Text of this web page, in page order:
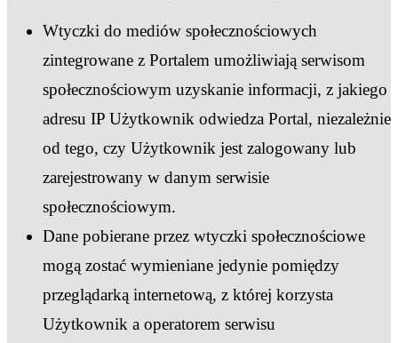
Wtyczki do mediów społecznościowych
zintegrowane z Portalem umożliwiają serwisom
społecznościowym uzyskanie informacji, z jakiego
adresu IP Użytkownik odwiedza Portal, niezależnie
od tego, czy Użytkownik jest zalogowany lub
zarejestrowany w danym serwisie
społecznościowym.
Dane pobierane przez wtyczki społecznościowe
mogą zostać wymieniane jedynie pomiędzy
przeglądarką internetową, z której korzysta
Użytkownik a operatorem serwisu